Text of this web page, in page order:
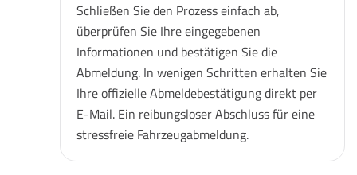
Schließen Sie den Prozess einfach ab,
überprüfen Sie Ihre eingegebenen
Informationen und bestätigen Sie die
Abmeldung. In wenigen Schritten erhalten Sie
Ihre offizielle Abmeldebestätigung direkt per
E-Mail. Ein reibungsloser Abschluss für eine
stressfreie Fahrzeugabmeldung.